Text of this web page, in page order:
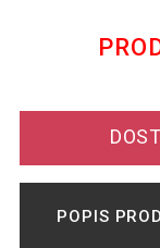
POPIS